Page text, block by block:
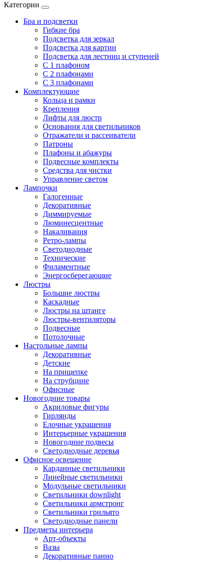
Категории
Бра и подсветки
Гибкие бра
Подсветка для зеркал
Подсветка для картин
Подсветка для лестниц и ступеней
С 1 плафоном
С 2 плафонами
С 3 плафонами
Комплектующие
Кольца и рамки
Крепления
Лифты для люстр
Основания для светильников
Отражатели и рассеиватели
Патроны
Плафоны и абажуры
Подвесные комплекты
Средства для чистки
Управление светом
Лампочки
Галогенные
Декоративные
Диммируемые
Люминесцентные
Накаливания
Ретро-лампы
Светодиодные
Технические
Филаментные
Энергосберегающие
Люстры
Большие люстры
Каскадные
Люстры на штанге
Люстры-вентиляторы
Подвесные
Потолочные
Настольные лампы
Декоративные
Детские
На прищепке
На струбцине
Офисные
Новогодние товары
Акриловые фигуры
Гирлянды
Елочные украшения
Интерьерные украшения
Новогодние подвесы
Светодиодные деревья
Офисное освещение
Карданные светильники
Линейные светильники
Модульные светильники
Светильники downlight
Светильники армстронг
Светильники грильято
Светодиодные панели
Предметы интерьера
Арт-объекты
Вазы
Декоративные панно